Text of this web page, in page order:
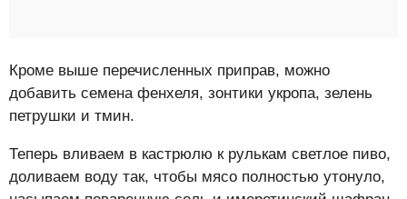
Кроме выше перечисленных приправ, можно
добавить семена фенхеля, зонтики укропа, зелень
петрушки и тмин.
Теперь вливаем в кастрюлю к рулькам светлое пиво,
доливаем воду так, чтобы мясо полностью утонуло,